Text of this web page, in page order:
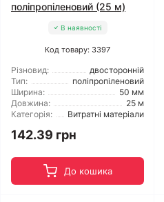
поліпропіленовий (25 м)
В наявності
Код товару: 3397
Різновид:
двосторонній
Тип:
поліпропіленовий
Ширина:
50 мм
Довжина:
25 м
Категорія:
Витратні матеріали
142.39 грн
До кошика